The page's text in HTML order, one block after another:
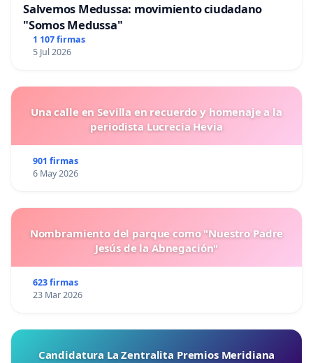
Salvemos Medussa: movimiento ciudadano
"Somos Medussa"
1 107 firmas
5 Jul 2026
Una calle en Sevilla en recuerdo y homenaje a la
periodista Lucrecia Hevia
901 firmas
6 May 2026
Nombramiento del parque como "Nuestro Padre
Jesús de la Abnegación"
623 firmas
23 Mar 2026
Candidatura La Zentralita Premios Meridiana